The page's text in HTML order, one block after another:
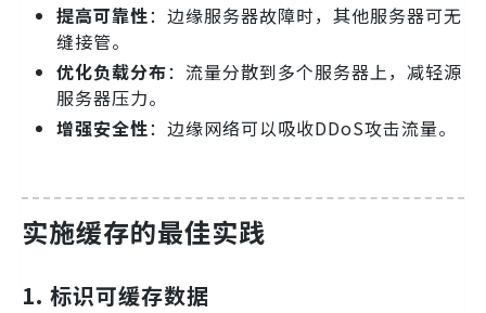
提高可靠性：边缘服务器故障时，其他服务器可无
缝接管。
优化负载分布：流量分散到多个服务器上，减轻源
服务器压力。
增强安全性：边缘网络可以吸收DDoS攻击流量。
实施缓存的最佳实践
1. 标识可缓存数据